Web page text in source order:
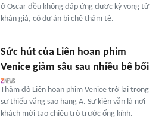
ở Oscar đều không đáp ứng được kỳ vọng từ
khán giả, có dự án bị chê thậm tệ.
Sức hút của Liên hoan phim
Venice giảm sâu sau nhiều bê bối
Thảm đỏ Liên hoan phim Venice trở lại trong
sự thiếu vắng sao hạng A. Sự kiện vẫn là nơi
khách mời tạo chiêu trò trước ống kính.